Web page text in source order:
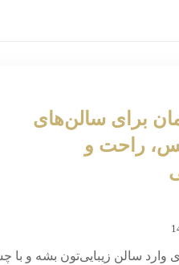
برای سالن‌های
راحت و
وارد سالن زیبایی‌تون بشه و